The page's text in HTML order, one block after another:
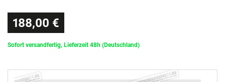
188,00 €
Sofort versandfertig, Lieferzeit 48h (Deutschland)